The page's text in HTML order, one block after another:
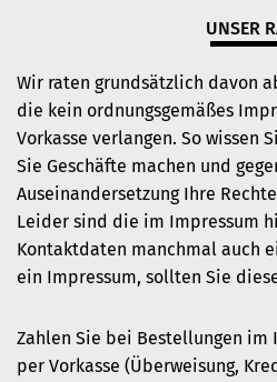
UNSER
Wir raten grundsätzlich davon
die kein ordnungsgemäßes
Vorkasse verlangen. So wissen
Sie Geschäfte machen und
Auseinandersetzung Ihre
Leider sind die im Impressum
Kontaktdaten manchmal auch
ein Impressum, sollten Sie
Zahlen Sie bei Bestellungen
per Vorkasse (Überweisung,